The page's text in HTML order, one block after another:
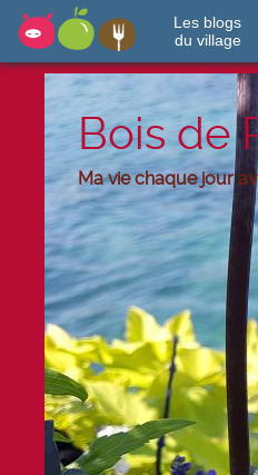
Les blogs
du village
Bois de
Ma vie chaque jour